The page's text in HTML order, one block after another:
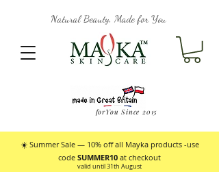
forYou Since 2015
Natural Beauty, Made for You
☀️ Summer Sale — 10% off all Mayka products -use
code SUMMER10 at checkout
valid until 31th August